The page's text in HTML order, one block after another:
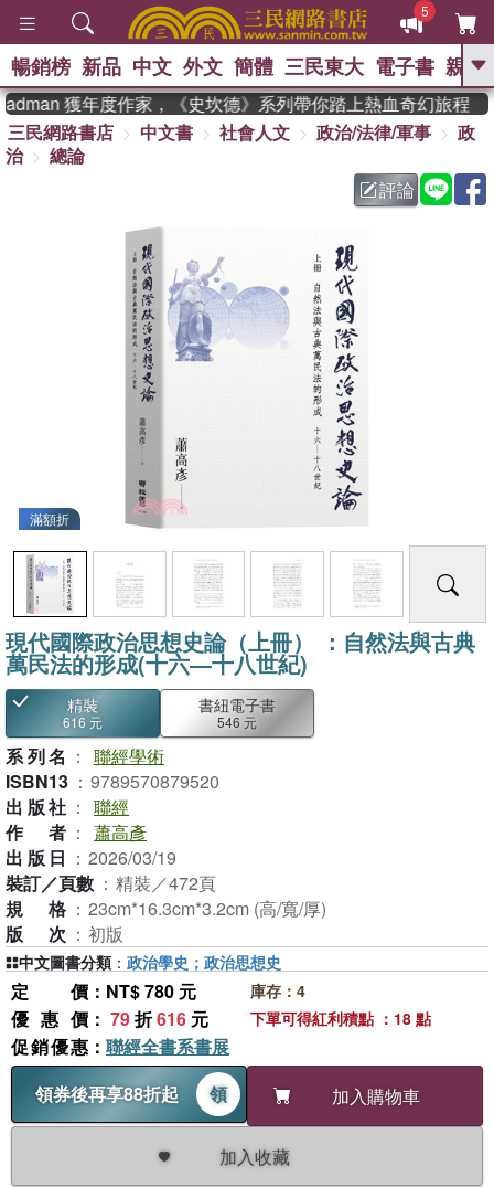
5
GO
熱搜： 東野圭吾 、 高希均教授回憶錄
暑期推薦 、 國際布克
方念華 、 台灣的李
偉大的迷走神經
暢銷榜 新品 中文 外文 簡體 三民東大 電子書 親子
獲年度作家，《史坎德》系列帶你踏上熱血奇幻旅程
三民網路書店
中文書 社會人文 政治/法律/軍事
政
治
總論
評論
滿額折
現代國際政治思想史論（上冊） ：自然法與古典
萬民法的形成(十六―十八世紀)
精裝
616 元
書紐電子書
546 元
系列名 ： 聯經學術
ISBN13 ： 9789570879520
出版社 ： 聯經
作者 ： 蕭高彥
出版日 ： 2026/03/19
裝訂／頁數 ： 精裝／472頁
規格 ： 23cm*16.3cm*3.2cm (高/寬/厚)
版次 ： 初版
定價 ：NT$ 780 元
優惠價 ： 79折616 元
促銷優惠 ： 聯經全書系書展
領券後再享88折起
領 加入購物車
加入收藏
庫存：4
下單可得紅利積點 ：18 點
中文圖書分類 ： 政治學史；政治思想史